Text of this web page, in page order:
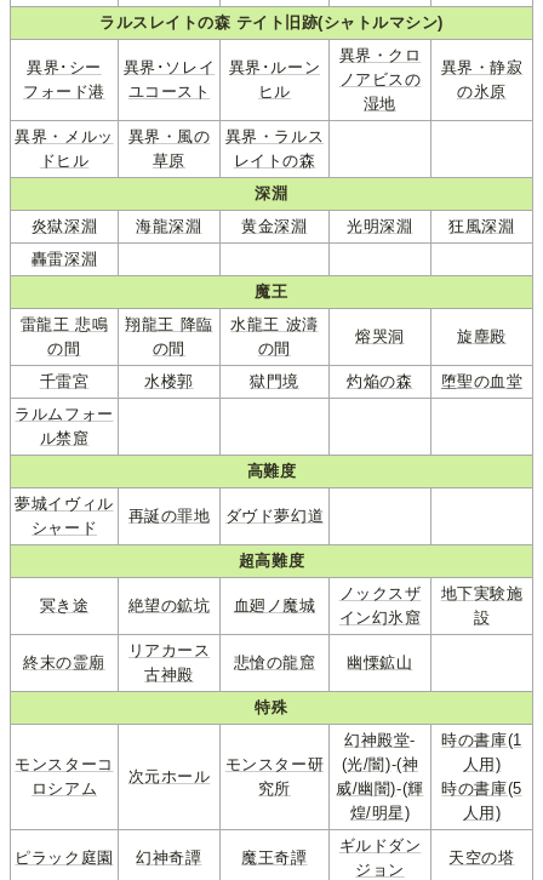
ラルスレイトの森 テイト旧跡(シャトルマシン)
異界･シー
フォード港
異界･ソレイ
ユコースト
異界･ルーン
ヒル
異界・クロ
ノアビスの
湿地
異界・静寂
の氷原
異界・メルッ
ドヒル
異界・風の
草原
異界・ラルス
レイトの森
深淵
炎獄深淵
海龍深淵 黄金深淵 光明深淵
狂風深淵
轟雷深淵
魔王
雷龍王 悲鳴
の間
翔龍王 降臨
の間
水龍王 波濤
の間
熔哭洞 旋塵殿
千雷宮 水楼郭 獄門境 灼焔の森
堕聖の血堂
ラルムフォー
ル禁窟
高難度
夢城イヴィル
シャード
再誕の罪地 ダヴド夢幻道
超高難度
冥き途 絶望の鉱坑 血廻ノ魔城
ノックスザ
イン幻氷窟
地下実験施
設
終末の霊廟
リアカース
古神殿
悲愴の龍窟 幽慄鉱山
特殊
モンスターコ
ロシアム
次元ホール
モンスター研
究所
幻神殿堂-
(光/闇)-(神
威/幽闇)-(輝
煌/明星)
時の書庫(1
人用)
時の書庫(5
人用)
ピラック庭園 幻神奇譚 魔王奇譚
ギルドダン
ジョン
天空の塔